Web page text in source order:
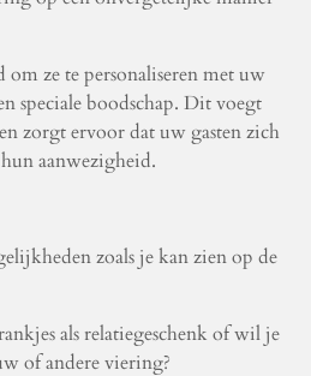
ze te personaliseren met uw
speciale boodschap. Dit voegt
zorgt ervoor dat uw gasten zich
aanwezigheid.
zoals je kan zien op de
als relatiegeschenk of wil je
of andere viering?